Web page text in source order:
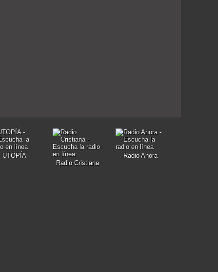
UTOPÍA
Radio Cristiana
Radio Ahora